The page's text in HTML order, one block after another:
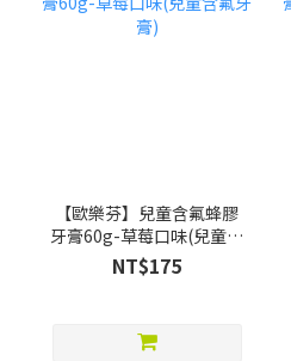
【歐樂芬】兒童含氟蜂膠
牙膏60g-草莓口味(兒童含
氟牙膏)
NT$175